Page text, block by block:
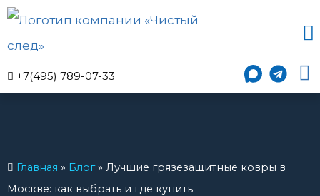
+7(495) 789-07-33
Главная » Блог» Лучшие грязезащитные ковры в
Москве: как выбрать и где купить